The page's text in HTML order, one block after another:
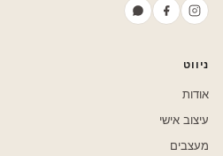
ניווט
אודות
עיצוב אישי
מעצבים